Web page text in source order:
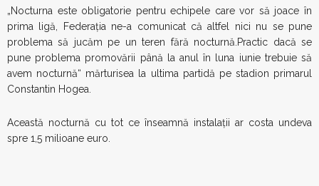
„Nocturna este obligatorie pentru echipele care vor să joace în
prima ligă, Federaţia ne-a comunicat că altfel nici nu se pune
problema să jucăm pe un teren fără nocturnă.Practic dacă se
pune problema promovării până la anul în luna iunie trebuie să
avem nocturnă“ mărturisea la ultima partidă pe stadion primarul
Constantin Hogea.
Această nocturnă cu tot ce înseamnă instalaţii ar costa undeva
spre 1,5 milioane euro.